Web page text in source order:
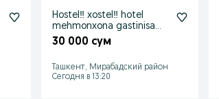
Hostel‼️ xostel‼️ hotel
mehmonxona gastinisa
хостел гостиница
мехмонхо
30 000 сум
Ташкент, Мирабадский район
Сегодня в 13:20